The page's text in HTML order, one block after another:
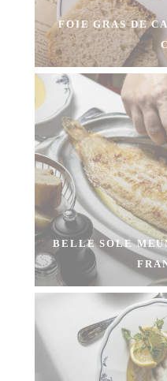
FOIE GRAS DE
BELLE SOLE